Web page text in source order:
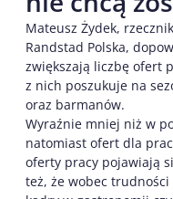
Mateusz Żydek,
Randstad Polska,
zwiększają liczbę ofert
z nich poszukuje na
oraz barmanów.
Wyraźnie mniej niż w
natomiast ofert dla
oferty pracy pojawiają
też, że wobec